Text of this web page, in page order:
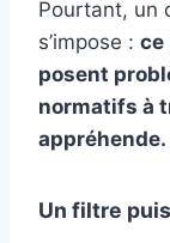
Pourtant, un
s’impose : ce
posent
normatifs à
appréhende.
Un filtre